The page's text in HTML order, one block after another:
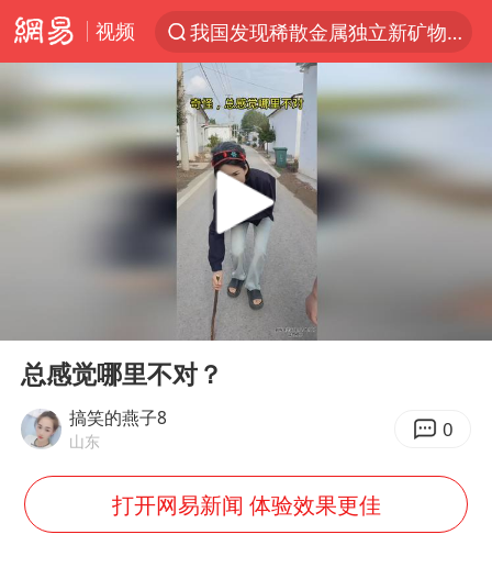
视频
我国发现稀散金属独立新矿物——乌斯河锗矿
台风“白海豚”登陆 各地各部门全力应对
部分银行上调存款利率
小沈阳加盟《披荆斩棘》
朱一龙的鼻子怎么了
上海暴雨已致多处积水
上海地铁4条线路全线停运
国乒连续两站无缘冠军
5万小车卖不动 微型代步车集体遇冷
Play
总感觉哪里不对？
搞笑的燕子8
山东 0
打开网易新闻 体验效果更佳